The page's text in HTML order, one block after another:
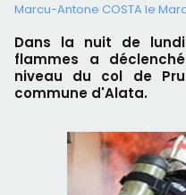
Marcu-Antone COSTA le
Dans la nuit de
flammes a
niveau du col de
commune d'Alata.